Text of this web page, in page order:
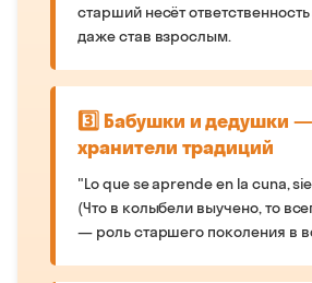
старший несёт
даже став взрослым.
3️⃣ Бабушки и дедушки —
хранители традиций
"Lo que se aprende en la cuna,
(Что в колыбели выучено, то
— роль старшего поколения в